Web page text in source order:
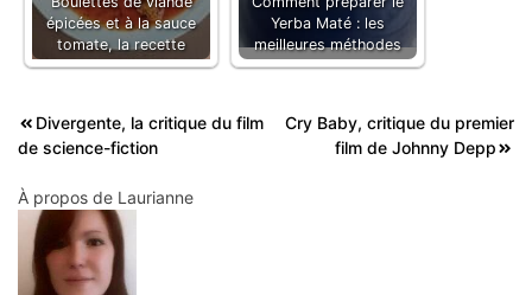
épicées et à la sauce
tomate, la recette
Yerba Maté : les
meilleures méthodes
Navigation
de
l’article
Divergente, la critique du film
de science-fiction
Cry Baby, critique du premier
film de Johnny Depp
À propos de Laurianne